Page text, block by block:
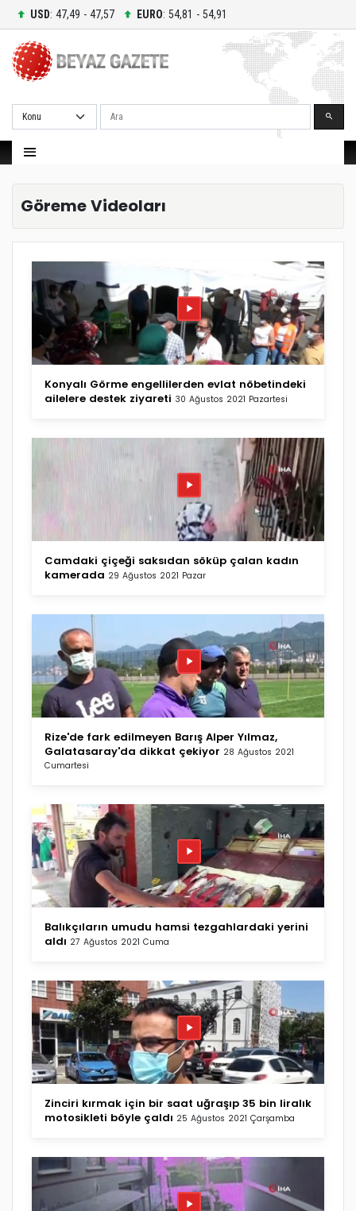
USD: 47,49 - 47,57 EURO: 54,81 - 54,91
Ara
Göreme Videoları
Konyalı Görme engellilerden evlat nöbetindeki
ailelere destek ziyareti 30 Ağustos 2021 Pazartesi
Camdaki çiçeği saksıdan söküp çalan kadın
kamerada 29 Ağustos 2021 Pazar
Rize'de fark edilmeyen Barış Alper Yılmaz,
Galatasaray'da dikkat çekiyor 28 Ağustos 2021
Cumartesi
Balıkçıların umudu hamsi tezgahlardaki yerini
aldı 27 Ağustos 2021 Cuma
Zinciri kırmak için bir saat uğraşıp 35 bin liralık
motosikleti böyle çaldı 25 Ağustos 2021 Çarşamba